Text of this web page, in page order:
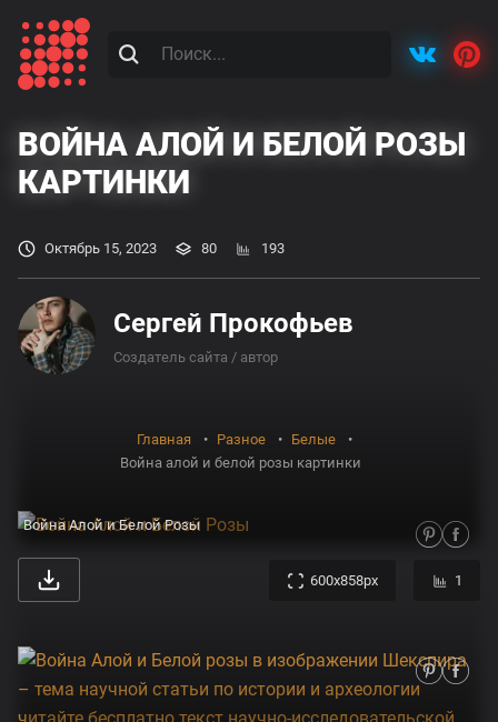
ВОЙНА АЛОЙ И БЕЛОЙ РОЗЫ
КАРТИНКИ
Октябрь 15, 2023 80 193
Сергей Прокофьев
Создатель сайта / автор
Главная Разное
Белые
Война алой и белой розы картинки
Война Алой и Белой Розы
600x858px 1